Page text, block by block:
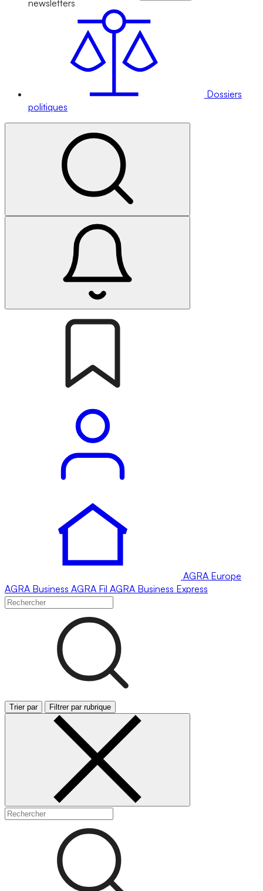
newsletters
Dossiers
politiques
AGRA Europe
AGRA Business AGRA Fil AGRA Business Express
Trier par Filtrer par rubrique